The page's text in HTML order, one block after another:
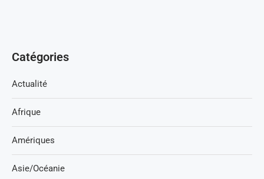
Catégories
Actualité
Afrique
Amériques
Asie/Océanie